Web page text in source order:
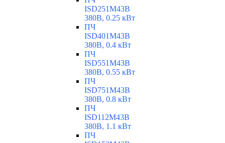
ISD251M43B
380В, 0.25 кВт
ПЧ
ISD401M43B
380В, 0.4 кВт
ПЧ
ISD551M43B
380В, 0.55 кВт
ПЧ
ISD751M43B
380В, 0.8 кВт
ПЧ
ISD112M43B
380В, 1.1 кВт
ПЧ